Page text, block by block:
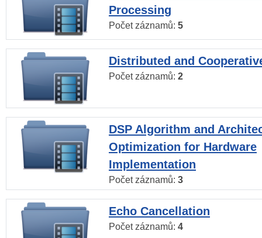
Processing
Počet záznamů: 5
Distributed and
Počet záznamů: 2
DSP Algorithm and
Optimization for Hardware
Implementation
Počet záznamů: 3
Echo Cancellation
Počet záznamů: 4